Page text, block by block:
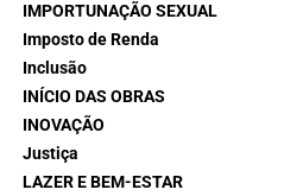
IMPORTUNAÇÃO SEXUAL
Imposto de Renda
Inclusão
INÍCIO DAS OBRAS
INOVAÇÃO
Justiça
LAZER E BEM-ESTAR